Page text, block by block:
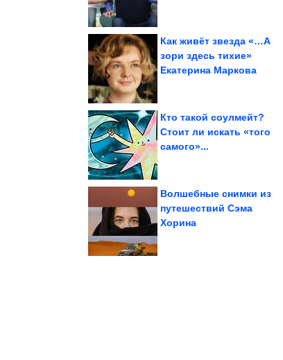
Как живёт звезда «…А
зори здесь тихие»
Екатерина Маркова
Картинки, чтобы
Кто такой соулмейт?
Стоит ли искать «того
самого»...
Путина на совещании в
Кремле об...
Волшебные снимки из
путешествий Сэма
Хорина